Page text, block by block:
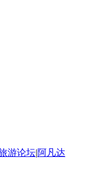
游论坛|阿凡达